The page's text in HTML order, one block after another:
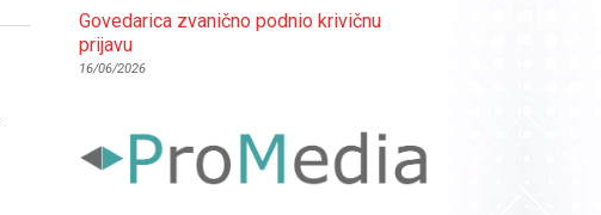
Govedarica zvanično podnio krivičnu
prijavu
16/06/2026